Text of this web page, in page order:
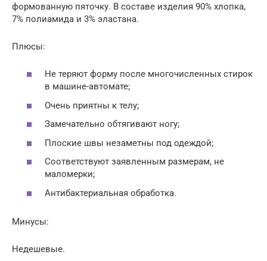
формованную пяточку. В составе изделия 90% хлопка,
7% полиамида и 3% эластана.
Плюсы:
Не теряют форму после многочисленных стирок
в машине-автомате;
Очень приятны к телу;
Замечательно обтягивают ногу;
Плоские швы незаметны под одеждой;
Соответствуют заявленным размерам, не
маломерки;
Антибактериальная обработка.
Минусы:
Недешевые.